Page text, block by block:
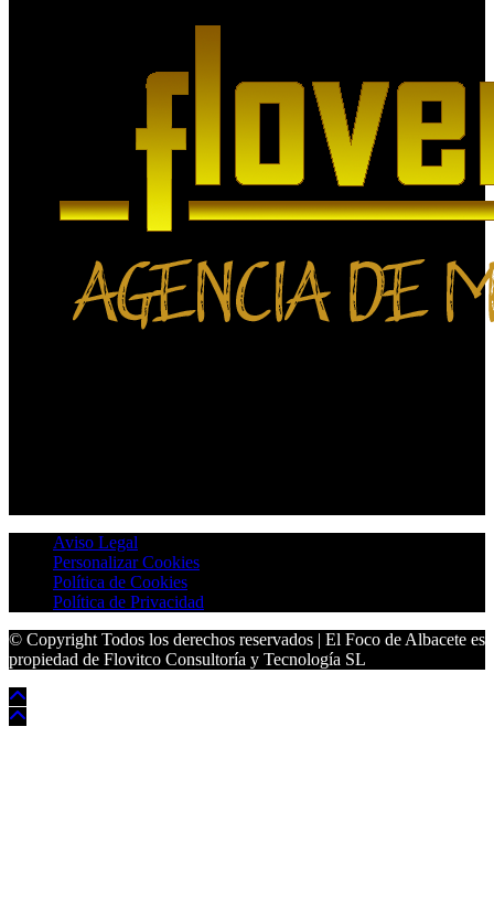
Aviso Legal
Personalizar Cookies
Política de Cookies
Política de Privacidad
© Copyright Todos los derechos reservados | El Foco de Albacete es
propiedad de Flovitco Consultoría y Tecnología SL